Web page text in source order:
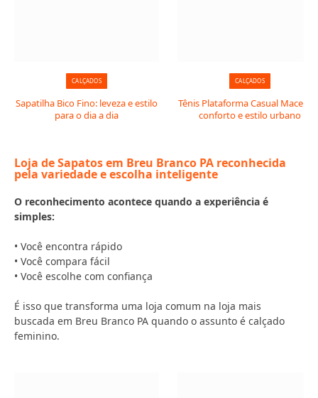
CALÇADOS
Sapatilha Bico Fino: leveza e estilo
para o dia a dia
CALÇADOS
Tênis Plataforma Casual
conforto e estilo urbano
Loja de Sapatos em Breu Branco PA reconhecida
pela variedade e escolha inteligente
O reconhecimento acontece quando a experiência é
simples:
• Você encontra rápido
• Você compara fácil
• Você escolhe com confiança
É isso que transforma uma loja comum na loja mais
buscada em Breu Branco PA quando o assunto é calçado
feminino.